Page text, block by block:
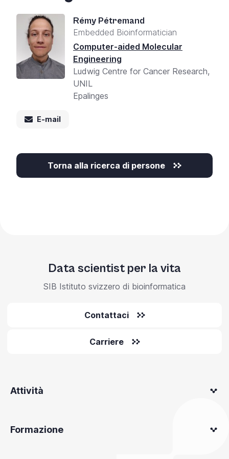
Rémy Pétremand
Embedded Bioinformatician
Computer-aided Molecular
Engineering
Ludwig Centre for Cancer Research,
UNIL
Epalinges
E-mail
Torna alla ricerca di persone
Data scientist per la vita
SIB Istituto svizzero di bioinformatica
Contattaci
Carriere
Attività
Formazione